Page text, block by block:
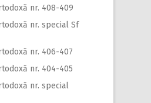
nr. 408-409
nr. special Sf
nr. 406-407
nr. 404-405
nr. special